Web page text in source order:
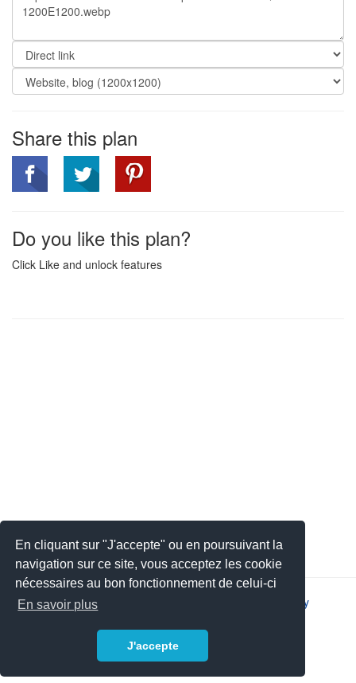
En cliquant sur "J'accepte" ou en poursuivant la
navigation sur ce site, vous acceptez les cookie
nécessaires au bon fonctionnement de celui-ci
En savoir plus
J'accepte
Share this plan
Do you like this plan?
Click Like and unlock features
2026 © JSYS | Privacy policy